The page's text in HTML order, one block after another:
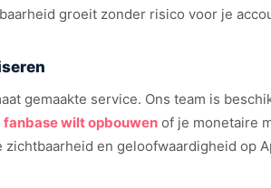
groeit zonder risico voor je
gemaakte service. Ons team is
fanbase wilt opbouwen of je monetaire
en geloofwaardigheid op